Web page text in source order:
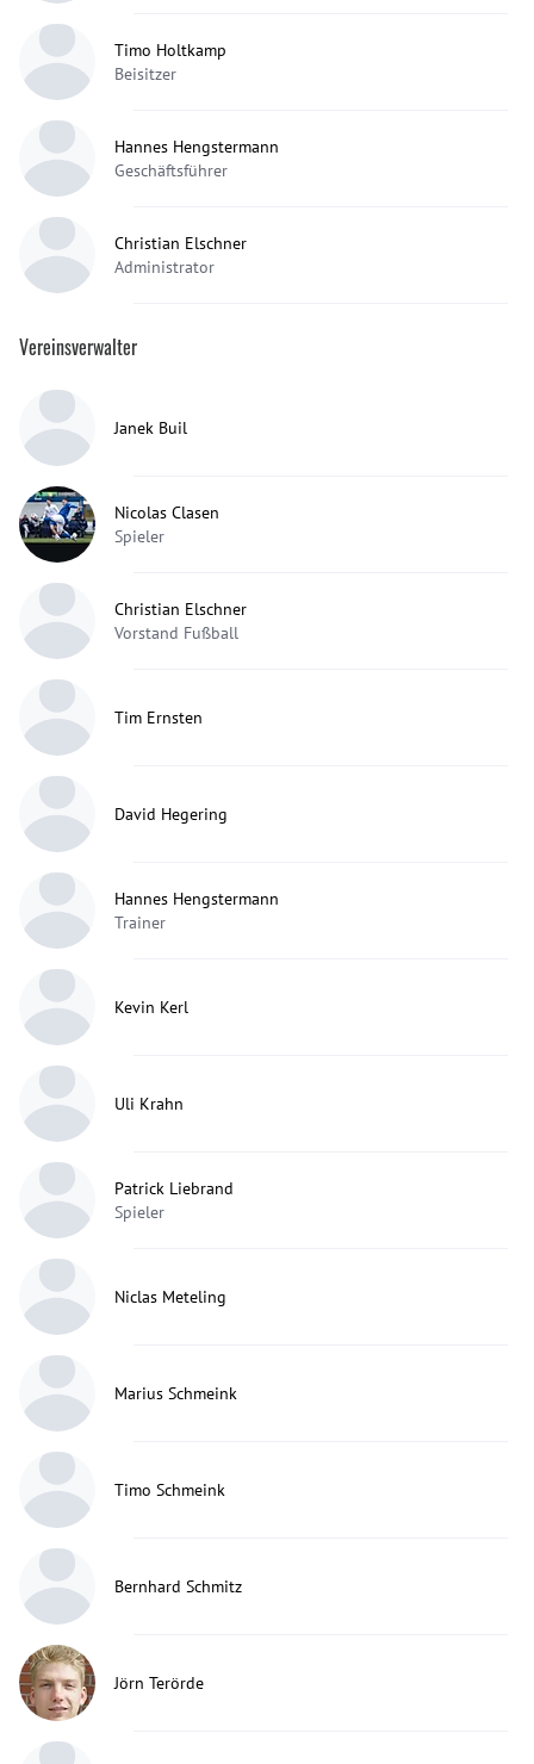
Timo Holtkamp
Beisitzer
Hannes Hengstermann
Geschäftsführer
Christian Elschner
Administrator
Vereinsverwalter
Janek Buil
Nicolas Clasen
Spieler
Christian Elschner
Vorstand Fußball
Tim Ernsten
David Hegering
Hannes Hengstermann
Trainer
Kevin Kerl
Uli Krahn
Patrick Liebrand
Spieler
Niclas Meteling
Marius Schmeink
Timo Schmeink
Bernhard Schmitz
Jörn Terörde